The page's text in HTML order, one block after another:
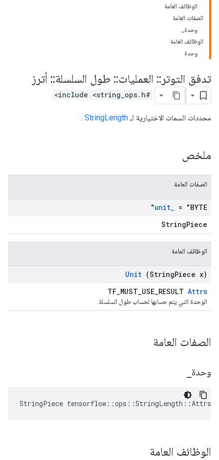
الوظائف العامة
الصفات العامة
وحدة_
الوظائف العامة
وحدة
تدفق التوتر :: العمليات:: طول السلسلة:: أترز
#include <string_ops.h>
محددات السمات الاختيارية لـ StringLength
.
ملخص
الصفات العامة
unit_ = "BYTE"
StringPiece
الوظائف العامة
Unit (StringPiece x)
TF_MUST_USE_RESULT Attrs
الوحدة التي يتم حسابها لحساب طول السلسلة.
الصفات العامة
وحدة
StringPiece
الوظائف العامة